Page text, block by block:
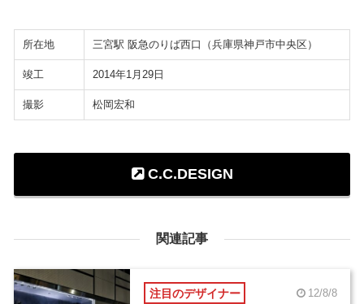
所在地 三宮駅 阪急のりば西口（兵庫県神戸市中央区）
竣工 2014年1月29日
撮影 松岡宏和
C.C.DESIGN
関連記事
注目のデザイナー 12/8/8